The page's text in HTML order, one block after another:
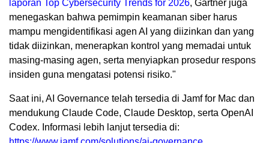
laporan Top Cybersecurity Trends for 2026, Gartner juga
menegaskan bahwa pemimpin keamanan siber harus
mampu mengidentifikasi agen AI yang diizinkan dan yang
tidak diizinkan, menerapkan kontrol yang memadai untuk
masing-masing agen, serta menyiapkan prosedur respons
insiden guna mengatasi potensi risiko."
Saat ini, AI Governance telah tersedia di Jamf for Mac dan
mendukung Claude Code, Claude Desktop, serta OpenAI
Codex. Informasi lebih lanjut tersedia di: